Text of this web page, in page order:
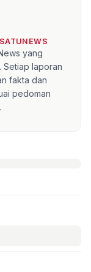
yang
Setiap laporan
fakta dan
pedoman